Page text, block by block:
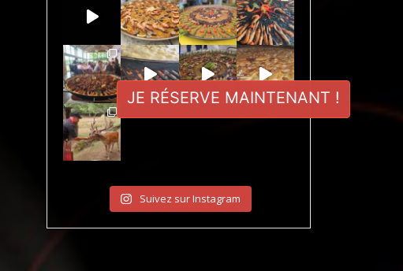
JE RÉSERVE MAINTENANT !
Suivez sur Instagram